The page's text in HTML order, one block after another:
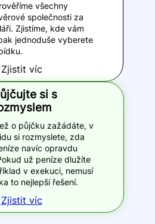
všechny
společnosti za
Zjistíme, kde vám
jednoduše vyberete
Zjistit víc
si s
o půjčku zažádáte, v
si rozmyslete, zda
navíc opravdu
už peníze dlužíte
v exekuci, nemusí
to nejlepší řešení.
Zjistit víc